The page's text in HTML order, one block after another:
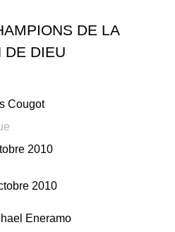
DE LA
DE DIEU
Cougot
2010
2010